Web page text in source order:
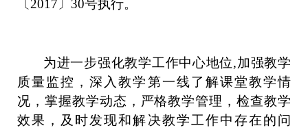
〔 2017〕30号执行。
为进一步强化教学工作中心地位,加强教学
质量监控，深入教学第一线了解课堂教学情
况，掌握教学动态，严格教学管理，检查教学
效果，及时发现和解决教学工作中存在的问